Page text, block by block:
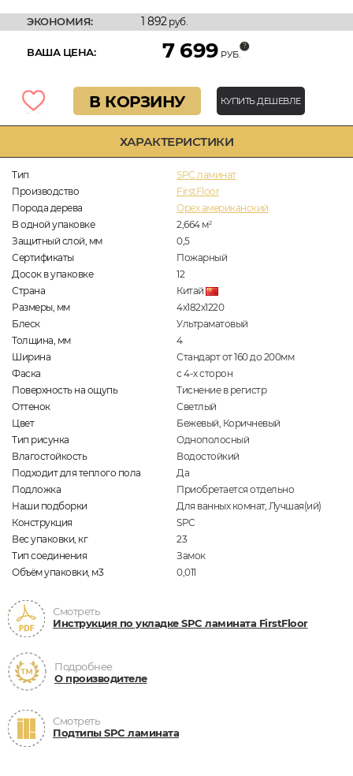
ХАРАКТЕРИСТИКИ
Тип
SPC ламинат
Производство
FirstFloor
Порода дерева
Орех американский
В одной упаковке
2,664 м2
Защитный слой, мм
0,5
Сертификаты
Пожарный
Досок в упаковке
12
Страна
Китай
Размеры, мм
4х182х1220
Блеск
Ультраматовый
Толщина, мм
4
Ширина
Стандарт от 160 до 200мм
Фаска
с 4-х сторон
Поверхность на ощупь
Тиснение в регистр
Оттенок
Светлый
Цвет
Бежевый, Коричневый
Тип рисунка
Однополосный
Влагостойкость
Водостойкий
Подходит для теплого пола
Да
Подложка
Приобретается отдельно
Наши подборки
Для ванных комнат, Лучшая(ий)
Конструкция
SPC
Вес упаковки, кг
23
Тип соединения
Замок
Объём упаковки, м3
0,011
Смотреть
Инструкция по укладке SPC ламината FirstFloor
Подробнее
О производителе
Смотреть
Подтипы SPC ламината
ЭКОНОМИЯ: 1 892руб.
ВАША ЦЕНА: 7 699 РУБ.
В КОРЗИНУ КУПИТЬ ДЕШЕВЛЕ